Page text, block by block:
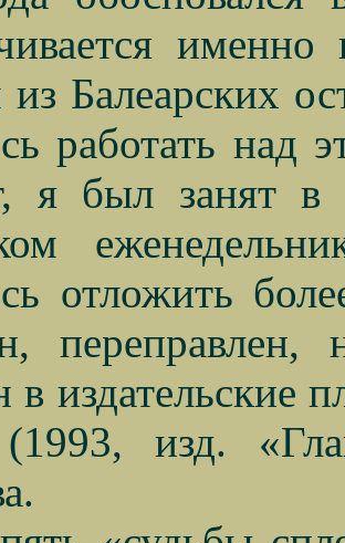
из Балеарских
работать над
я был занят в
отложить
в издательские
изд.